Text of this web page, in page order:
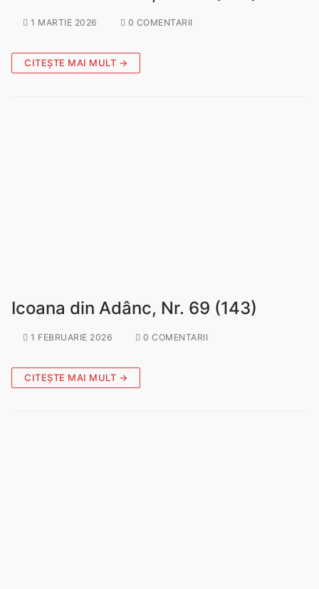
1 MARTIE 2026 0 COMENTARII
CITEȘTE MAI MULT →
Icoana din Adânc, Nr. 69 (143)
1 FEBRUARIE 2026 0 COMENTARII
CITEȘTE MAI MULT →